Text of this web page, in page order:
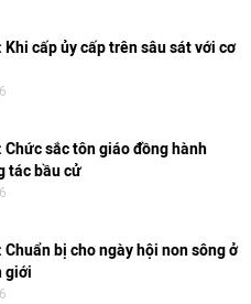
Khi cấp ủy cấp trên sâu sát với cơ
Chức sắc tôn giáo đồng hành
tác bầu cử
bị cho ngày hội non sông ở
giới